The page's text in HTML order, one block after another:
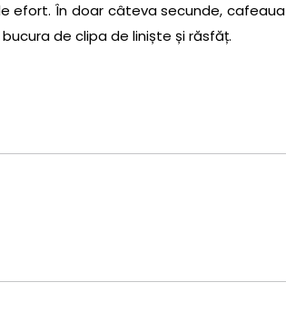
efort. În doar câteva secunde, cafeaua
de clipa de liniște și răsfăț.